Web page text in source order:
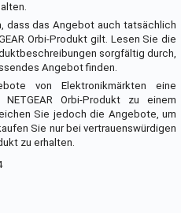
dass das Angebot auch tatsächlich
Orbi-Produkt gilt. Lesen Sie die
sorgfältig durch,
Angebot finden.
von Elektronikmärkten eine
Orbi-Produkt zu einem
Sie jedoch die Angebote, um
Sie nur bei vertrauenswürdigen
zu erhalten.